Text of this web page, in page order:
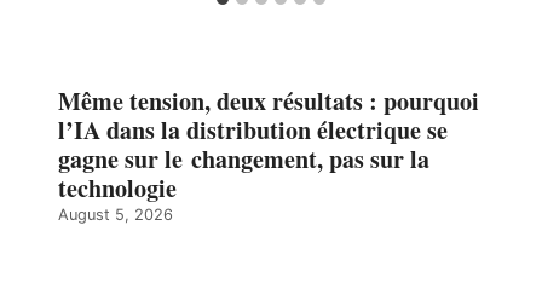
Même tension, deux résultats : pourquoi
l’IA dans la distribution électrique se
gagne sur le changement, pas sur la
technologie
August 5, 2026